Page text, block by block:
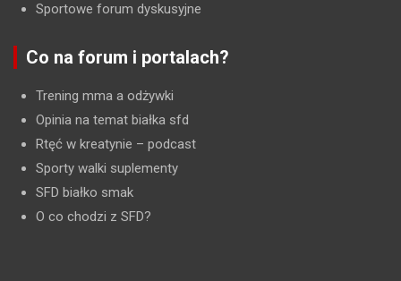
Sportowe forum dyskusyjne
Co na forum i portalach?
Trening mma a odżywki
Opinia na temat białka sfd
Rtęć w kreatynie – podcast
Sporty walki suplementy
SFD białko smak
O co chodzi z SFD?